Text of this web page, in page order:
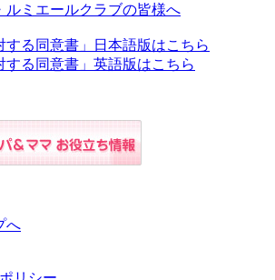
ルミエールクラブの皆様へ
する同意書」日本語版はこちら
する同意書」英語版はこちら
へ